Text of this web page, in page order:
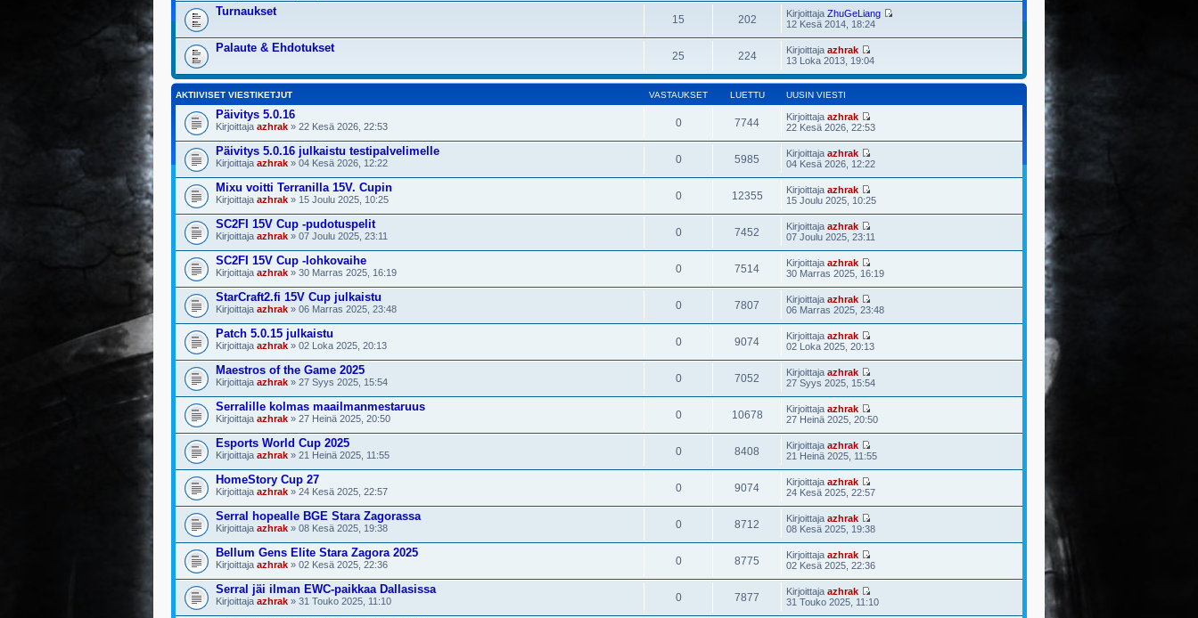
Turnaukset
15 202 Kirjoittaja ZhuGeLiang
12 Kesä 2014, 18:24
Palaute & Ehdotukset
25 224 Kirjoittaja azhrak
13 Loka 2013, 19:04
AKTIIVISET VIESTIKETJUT VASTAUKSET LUETTU UUSIN VIESTI
Päivitys 5.0.16
Kirjoittaja azhrak » 22 Kesä 2026, 22:53 0 7744 Kirjoittaja azhrak
22 Kesä 2026, 22:53
Päivitys 5.0.16 julkaistu testipalvelimelle
Kirjoittaja azhrak » 04 Kesä 2026, 12:22 0 5985 Kirjoittaja azhrak
04 Kesä 2026, 12:22
Mixu voitti Terranilla 15V. Cupin
Kirjoittaja azhrak » 15 Joulu 2025, 10:25 0 12355 Kirjoittaja azhrak
15 Joulu 2025, 10:25
SC2FI 15V Cup -pudotuspelit
Kirjoittaja azhrak » 07 Joulu 2025, 23:11 0 7452 Kirjoittaja azhrak
07 Joulu 2025, 23:11
SC2FI 15V Cup -lohkovaihe
Kirjoittaja azhrak » 30 Marras 2025, 16:19 0 7514 Kirjoittaja azhrak
30 Marras 2025, 16:19
StarCraft2.fi 15V Cup julkaistu
Kirjoittaja azhrak » 06 Marras 2025, 23:48 0 7807 Kirjoittaja azhrak
06 Marras 2025, 23:48
Patch 5.0.15 julkaistu
Kirjoittaja azhrak » 02 Loka 2025, 20:13 0 9074 Kirjoittaja azhrak
02 Loka 2025, 20:13
Maestros of the Game 2025
Kirjoittaja azhrak » 27 Syys 2025, 15:54 0 7052 Kirjoittaja azhrak
27 Syys 2025, 15:54
Serralille kolmas maailmanmestaruus
Kirjoittaja azhrak » 27 Heinä 2025, 20:50 0 10678 Kirjoittaja azhrak
27 Heinä 2025, 20:50
Esports World Cup 2025
Kirjoittaja azhrak » 21 Heinä 2025, 11:55 0 8408 Kirjoittaja azhrak
21 Heinä 2025, 11:55
HomeStory Cup 27
Kirjoittaja azhrak » 24 Kesä 2025, 22:57 0 9074 Kirjoittaja azhrak
24 Kesä 2025, 22:57
Serral hopealle BGE Stara Zagorassa
Kirjoittaja azhrak » 08 Kesä 2025, 19:38 0 8712 Kirjoittaja azhrak
08 Kesä 2025, 19:38
Bellum Gens Elite Stara Zagora 2025
Kirjoittaja azhrak » 02 Kesä 2025, 22:36 0 8775 Kirjoittaja azhrak
02 Kesä 2025, 22:36
Serral jäi ilman EWC-paikkaa Dallasissa
Kirjoittaja azhrak » 31 Touko 2025, 11:10 0 7877 Kirjoittaja azhrak
31 Touko 2025, 11:10